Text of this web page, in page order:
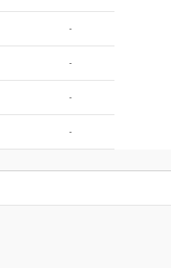
-
-
-
-